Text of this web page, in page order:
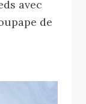
avec
de